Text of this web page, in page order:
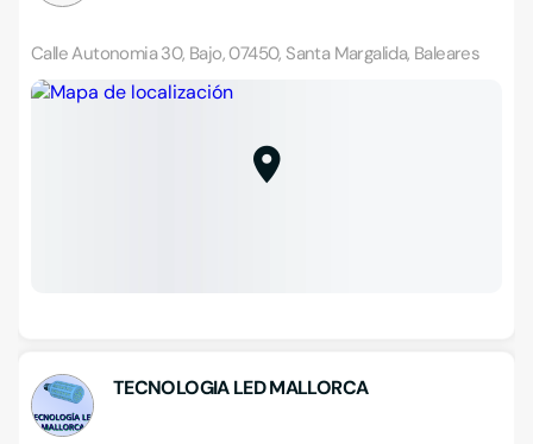
Calle Autonomia 30, Bajo, 07450, Santa Margalida, Baleares
TECNOLOGIA LED MALLORCA